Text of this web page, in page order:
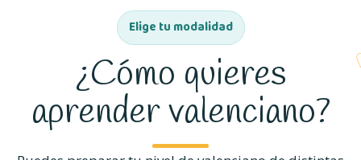
Elige tu modalidad
¿Cómo quieres
aprender valenciano?